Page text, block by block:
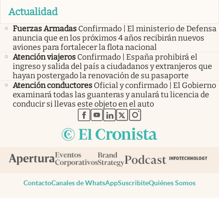
Actualidad
Fuerzas Armadas Confirmado | El ministerio de Defensa
anuncia que en los próximos 4 años recibirán nuevos
aviones para fortalecer la flota nacional
Atención viajeros Confirmado | España prohibirá el
ingreso y salida del país a ciudadanos y extranjeros que
hayan postergado la renovación de su pasaporte
Atención conductores Oficial y confirmado | El Gobierno
examinará todas las guanteras y anulará tu licencia de
conducir si llevas este objeto en el auto
abre en nueva pestaña
abre en nueva pestaña
abre en nueva pestaña
abre en nueva pestaña
abre en nueva pestaña
ContactoCanales de WhatsAppSuscribiteQuiénes Somos